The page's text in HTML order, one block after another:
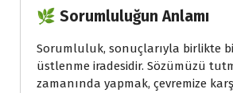
🌿 Sorumluluğun Anlamı
Sorumluluk, sonuçlarıyla birlikte
üstlenme iradesidir. Sözümüzü
zamanında yapmak, çevremize